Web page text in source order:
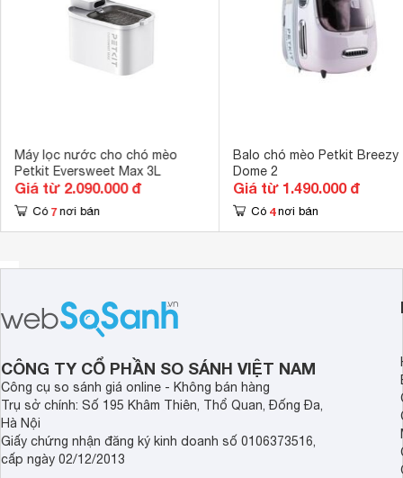
Máy lọc nước cho chó mèo
Petkit Eversweet Max 3L
Giá từ 2.090.000 đ
Có 7 nơi bán
Balo chó mèo Petkit Breezy
Dome 2
Giá từ 1.490.000 đ
Có 4 nơi bán
CÔNG TY CỔ PHẦN SO SÁNH VIỆT NAM
Công cụ so sánh giá online - Không bán hàng
Trụ sở chính: Số 195 Khâm Thiên, Thổ Quan, Đống Đa,
Hà Nội
Giấy chứng nhận đăng ký kinh doanh số 0106373516,
cấp ngày 02/12/2013